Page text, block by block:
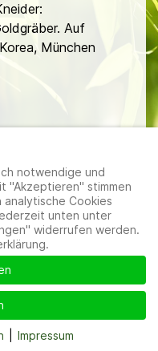
Auf
München
| Cookie-
notwendige und
"Akzeptieren" stimmen
Cookies
unten unter
widerrufen werden.
Impressum